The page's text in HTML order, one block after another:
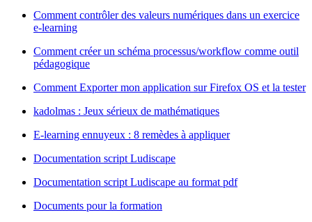
Comment contrôler des valeurs numériques dans un exercice
e-learning
Comment créer un schéma processus/workflow comme outil
pédagogique
Comment Exporter mon application sur Firefox OS et la tester
kadolmas : Jeux sérieux de mathématiques
E-learning ennuyeux : 8 remèdes à appliquer
Documentation script Ludiscape
Documentation script Ludiscape au format pdf
Documents pour la formation